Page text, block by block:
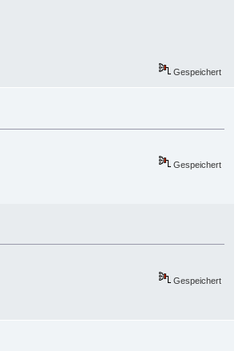
Gespeichert
Gespeichert
Gespeichert